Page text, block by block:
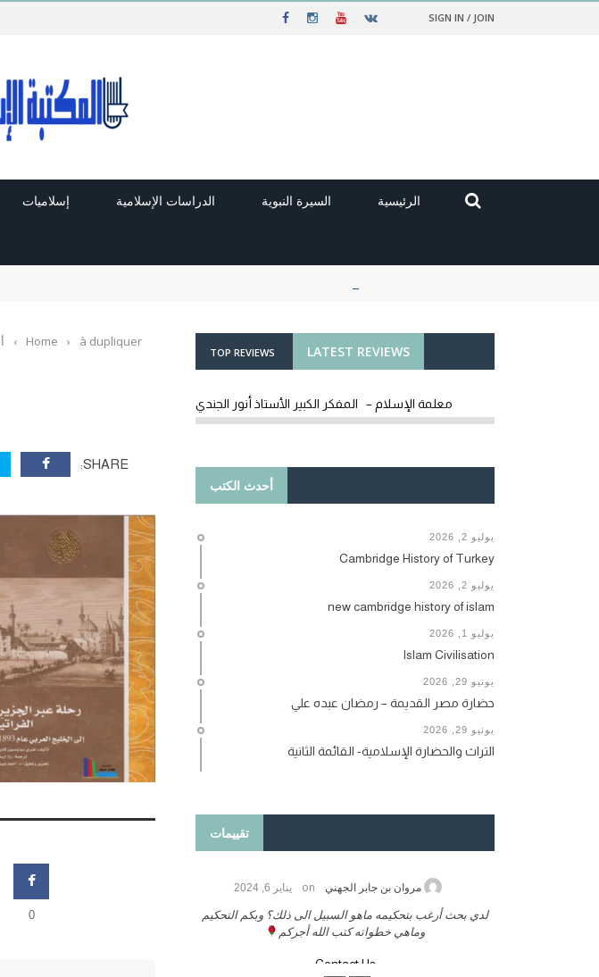
SIGN IN / JOIN
الرئيسية السيرة النبوية الدراسات الإسلامية إسلاميات
Home › à dupliquer
›
SHARE:
0
LATEST REVIEWS
TOP REVIEWS
معلمة الإسلام – المفكر الكبير الأستاذ أنور الجندي
أحدث الكتب
يوليو 2, 2026
Cambridge History of Turkey
يوليو 2, 2026
new cambridge history of islam
يوليو 1, 2026
Islam Civilisation
يونيو 29, 2026
حضارة مصر القديمة – رمضان عبده علي
يونيو 29, 2026
التراث والحضارة الإسلامية- القائمة الثانية
تقييمات
مروان بن جابر الجهني on يناير 6, 2024
لدي بحث أرغب بتحكيمه ماهو السبيل الى ذلك؟ وبكم التحكيم
وماهي خطواته كتب الله أجركم
Contact Us